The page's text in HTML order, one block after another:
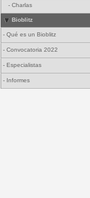
- Charlas
Bioblitz
- Qué es un Bioblitz
- Convocatoria 2022
- Especialistas
- Informes